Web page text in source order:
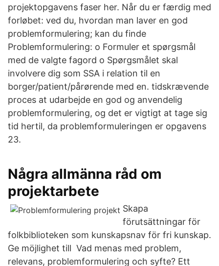
projektopgavens faser her. Når du er færdig med
forløbet: ved du, hvordan man laver en god
problemformulering; kan du finde
Problemformulering: o Formuler et spørgsmål
med de valgte fagord o Spørgsmålet skal
involvere dig som SSA i relation til en
borger/patient/pårørende med en. tidskrævende
proces at udarbejde en god og anvendelig
problemformulering, og det er vigtigt at tage sig
tid hertil, da problemformuleringen er opgavens
23.
Några allmänna råd om
projektarbete
Skapa
förutsättningar för
folkbiblioteken som kunskapsnav för fri kunskap.
Ge möjlighet till Vad menas med problem,
relevans, problemformulering och syfte? Ett